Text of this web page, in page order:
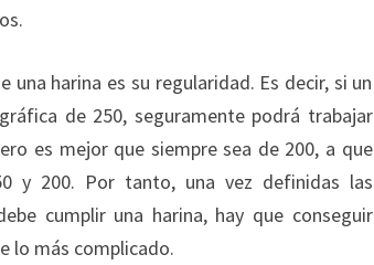
harina es su regularidad. Es decir, si un
de 250, seguramente podrá trabajar
es mejor que siempre sea de 200, a que
y 200. Por tanto, una vez definidas las
cumplir una harina, hay que conseguir
lo más complicado.